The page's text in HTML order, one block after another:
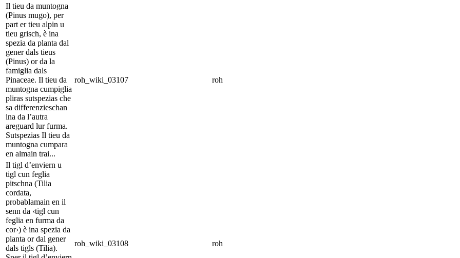
Il tieu da muntogna
(Pinus mugo), per
part er tieu alpin u
tieu grisch, è ina
spezia da planta dal
gener dals tieus
(Pinus) or da la
famiglia dals
Pinaceae. Il tieu da
muntogna cumpiglia
pliras sutspezias che
sa differenzieschan
ina da l’autra
areguard lur furma.
Sutspezias Il tieu da
muntogna cumpara
en almain trai...
roh_wiki_03107 roh
Il tigl d’enviern u
tigl cun feglia
pitschna (Tilia
cordata,
probablamain en il
senn da ‹tigl cun
feglia en furma da
cor›) è ina spezia da
planta or dal gener
dals tigls (Tilia).
roh_wiki_03108 roh